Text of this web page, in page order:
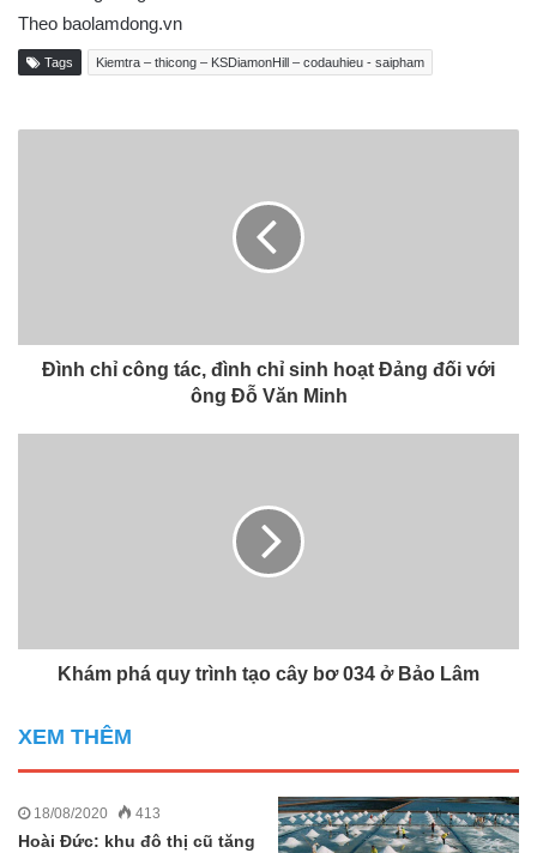
Theo baolamdong.vn
Tags Kiemtra – thicong – KSDiamonHill – codauhieu - saipham
Đình chỉ công tác, đình chỉ sinh hoạt Đảng đối với
ông Đỗ Văn Minh
Khám phá quy trình tạo cây bơ 034 ở Bảo Lâm
XEM THÊM
18/08/2020 413
Hoài Đức: khu đô thị cũ tăng